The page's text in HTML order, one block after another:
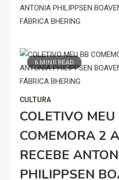
ANTONIA PHILIPPSEN
FÁBRICA BHERING
6 MINS READ
CULTURA
COLETIVO MEU
COMEMORA 2
RECEBE
PHILIPPSEN